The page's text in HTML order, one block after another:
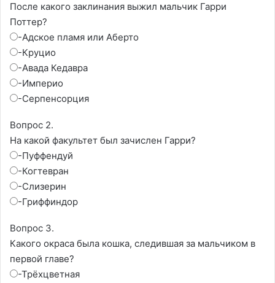
После какого заклинания выжил мальчик Гарри
Поттер?
-Адское пламя или Аберто
-Круцио
-Авада Кедавра
-Империо
-Серпенсорция
Вопрос 2.
На какой факультет был зачислен Гарри?
-Пуффендуй
-Когтевран
-Слизерин
-Гриффиндор
Вопрос 3.
Какого окраса была кошка, следившая за мальчиком в
первой главе?
-Трёхцветная